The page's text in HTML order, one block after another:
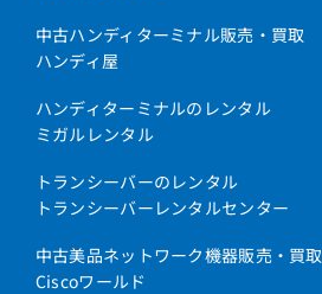
中古ハンディターミナル販売・買取
ハンディ屋
ハンディターミナルのレンタル
ミガルレンタル
トランシーバーのレンタル
トランシーバーレンタルセンター
中古美品ネットワーク機器販売・買取
Ciscoワールド